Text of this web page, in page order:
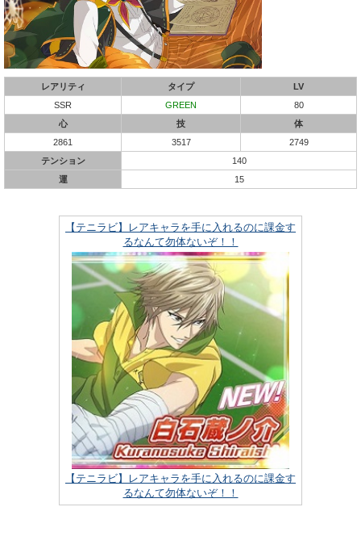
レアリティ タイプ
LV
SSR
GREEN
80
心
技
体
2861
3517
2749
テンション
140
運
15
【テニラビ】レアキャラを手に入れるのに課金す
るなんて勿体ないぞ！！
【テニラビ】レアキャラを手に入れるのに課金す
るなんて勿体ないぞ！！